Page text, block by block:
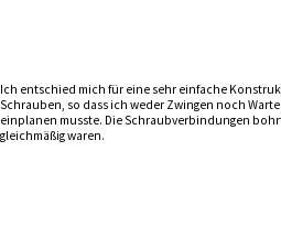
Ich entschied mich für eine sehr einfache
Schrauben, so dass ich weder Zwingen noch
einplanen musste. Die Schraubverbindungen
gleichmäßig waren.